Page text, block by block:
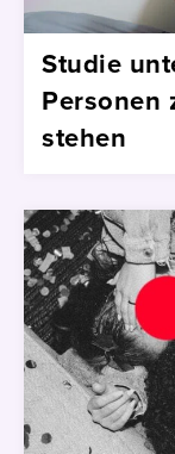
Studie
Personen
stehen